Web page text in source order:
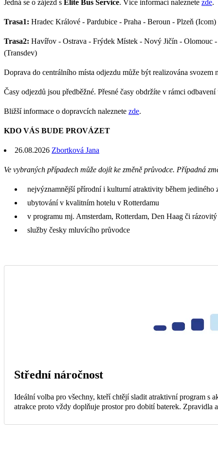
Jedná se o zájezd s Elite Bus Service. Více informací naleznete zde.
Trasa1: Hradec Králové - Pardubice - Praha - Beroun - Plzeň (Icom)
Trasa2: Havířov - Ostrava - Frýdek Místek - Nový Jičín - Olomouc
(Transdev)
Doprava do centrálního místa odjezdu může být realizována
Časy odjezdů jsou předběžné. Přesné časy obdržíte v rámci
Bližší informace o dopravcích naleznete zde.
KDO VÁS BUDE PROVÁZET
26.08.2026 Zbortková Jana
Ve vybraných případech může dojít ke změně průvodce. Případná
nejvýznamnější přírodní i kulturní atraktivity během jediného
ubytování v kvalitním hotelu v Rotterdamu
v programu mj. Amsterdam, Rotterdam, Den Haag či rázovitý
služby česky mluvícího průvodce
Střední náročnost
Ideální volba pro všechny, kteří chtějí sladit atraktivní program s
atrakce proto vždy doplňuje prostor pro dobití baterek. Zpravidla